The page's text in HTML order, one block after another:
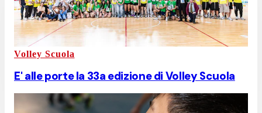
Volley Scuola
E' alle porte la 33a edizione di Volley Scuola